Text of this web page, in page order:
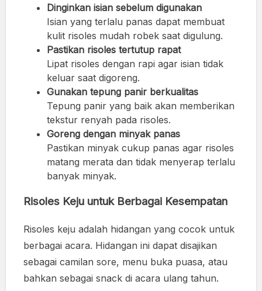
Dinginkan isian sebelum digunakan
Isian yang terlalu panas dapat membuat
kulit risoles mudah robek saat digulung.
Pastikan risoles tertutup rapat
Lipat risoles dengan rapi agar isian tidak
keluar saat digoreng.
Gunakan tepung panir berkualitas
Tepung panir yang baik akan memberikan
tekstur renyah pada risoles.
Goreng dengan minyak panas
Pastikan minyak cukup panas agar risoles
matang merata dan tidak menyerap terlalu
banyak minyak.
Risoles Keju untuk Berbagai Kesempatan
Risoles keju adalah hidangan yang cocok untuk
berbagai acara. Hidangan ini dapat disajikan
sebagai camilan sore, menu buka puasa, atau
bahkan sebagai snack di acara ulang tahun.